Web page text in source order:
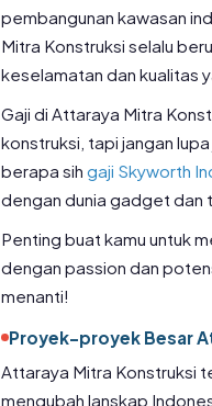
pembangunan kawasan
Mitra Konstruksi selalu
keselamatan dan kualitas
Gaji di Attaraya Mitra
konstruksi, tapi jangan
berapa sih gaji Skyworth
dengan dunia gadget dan
Penting buat kamu untuk
dengan passion dan
menanti!
Proyek-proyek Besar
Attaraya Mitra Konstruksi
mengubah lanskap